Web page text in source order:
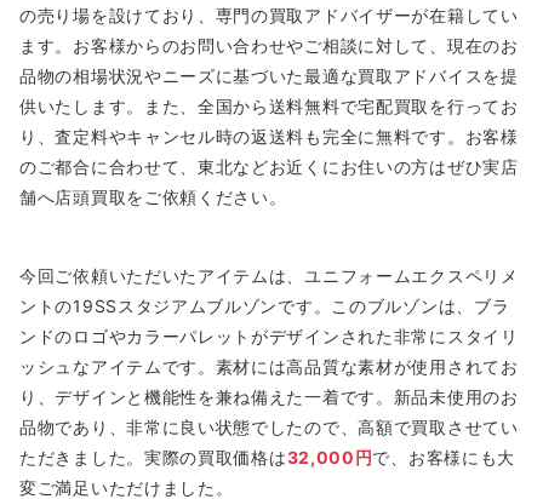
の売り場を設けており、専門の買取アドバイザーが在籍してい
ます。お客様からのお問い合わせやご相談に対して、現在のお
品物の相場状況やニーズに基づいた最適な買取アドバイスを提
供いたします。また、全国から送料無料で宅配買取を行ってお
り、査定料やキャンセル時の返送料も完全に無料です。お客様
のご都合に合わせて、東北などお近くにお住いの方はぜひ実店
舗へ店頭買取をご依頼ください。
今回ご依頼いただいたアイテムは、ユニフォームエクスペリメ
ントの19SSスタジアムブルゾンです。このブルゾンは、ブラ
ンドのロゴやカラーパレットがデザインされた非常にスタイリ
ッシュなアイテムです。素材には高品質な素材が使用されてお
り、デザインと機能性を兼ね備えた一着です。新品未使用のお
品物であり、非常に良い状態でしたので、高額で買取させてい
ただきました。実際の買取価格は32,000円で、お客様にも大
変ご満足いただけました。